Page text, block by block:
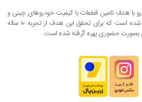
با هدف تامین قطعات با کیفیت خودروهای چینی و
ایرانی و قیمت رقابتی ایجاد شده است که برای تحقق این هدف از تجربه ۱۰ ساله
بصورت حضوری بهره گرفته شده است.